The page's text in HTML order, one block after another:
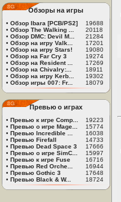
Обзоры на игры
• Обзор Ibara [PCB/PS2]
19688
• Обзор The Walking ...
20118
• Обзор DMC: Devil M...
21284
• Обзор на игру Valk...
17201
• Обзор на игру Stars!
19080
• Обзор на Far Cry 3
19274
• Обзор на Resident ...
17269
• Обзор на Chivalry:...
18911
• Обзор на игру Kerb...
19302
• Обзор игры 007: Fr... 18079
Превью о играх
• Превью к игре Comp...
19223
• Превью о игре Mage...
15774
• Превью Incredible ...
16038
• Превью Firefall
14733
• Превью Dead Space 3
17666
• Превью о игре SimC...
15997
• Превью к игре Fuse
16716
• Превью Red Orche...
16944
• Превью Gothic 3
17648
• Превью Black & W... 18724